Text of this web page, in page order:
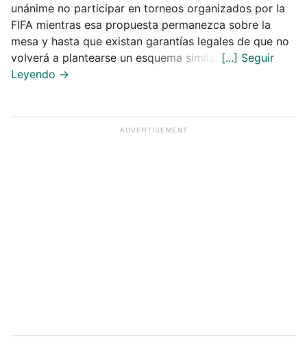
unánime no participar en torneos organizados por la
FIFA mientras esa propuesta permanezca sobre la
mesa y hasta que existan garantías legales de que no
volverá a plantearse un esquema similar.